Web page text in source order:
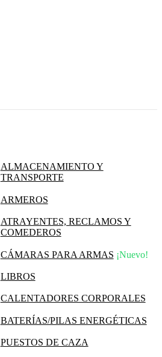
ALMACENAMIENTO Y
TRANSPORTE
ARMEROS
ATRAYENTES, RECLAMOS Y
COMEDEROS
CÁMARAS PARA ARMAS ¡Nuevo!
LIBROS
CALENTADORES CORPORALES
BATERÍAS/PILAS ENERGÉTICAS
PUESTOS DE CAZA